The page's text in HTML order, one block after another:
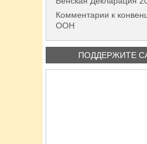
Комментарии к
ООН
ПОДДЕРЖИТЕ